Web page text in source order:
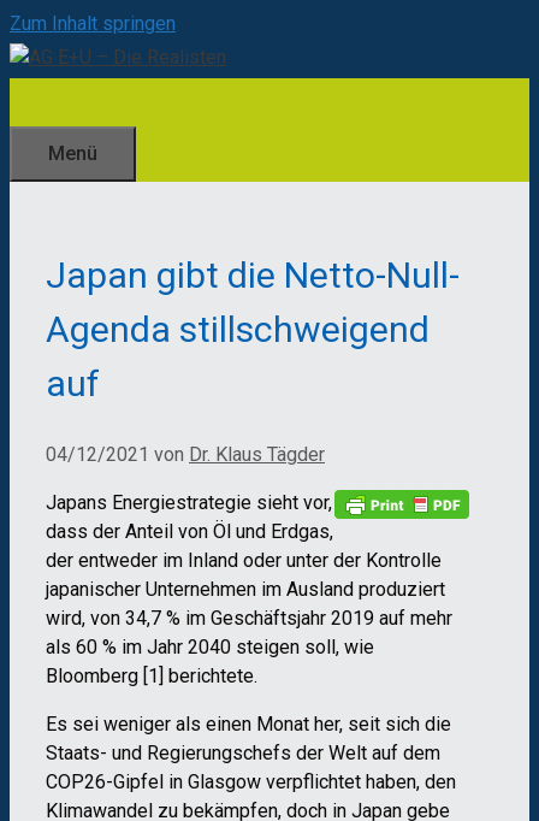
Zum Inhalt springen
Menü
Japan gibt die Netto-Null-
Agenda stillschweigend
auf
04/12/2021 von Dr. Klaus Tägder
Japans Energiestrategie sieht vor,
dass der Anteil von Öl und Erdgas,
der entweder im Inland oder unter der Kontrolle
japanischer Unternehmen im Ausland produziert
wird, von 34,7 % im Geschäftsjahr 2019 auf mehr
als 60 % im Jahr 2040 steigen soll, wie
Bloomberg [1] berichtete.
Es sei weniger als einen Monat her, seit sich die
Staats- und Regierungschefs der Welt auf dem
COP26-Gipfel in Glasgow verpflichtet haben, den
Klimawandel zu bekämpfen, doch in Japan gebe